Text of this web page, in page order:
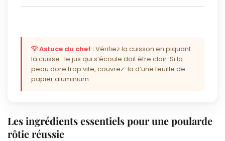
💡 Astuce du chef :Vérifiez la cuisson en piquant
la cuisse : le jus qui s’écoule doit être clair. Si la
peau dore trop vite, couvrez-la d’une feuille de
papier aluminium.
Les ingrédients essentiels pour une poularde
rôtie réussie